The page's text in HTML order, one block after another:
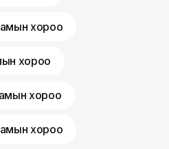
хороо
хороо
хороо
хороо